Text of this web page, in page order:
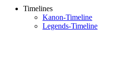
Timelines
Kanon-Timeline
Legends-Timeline